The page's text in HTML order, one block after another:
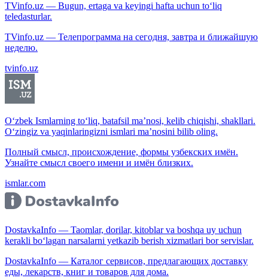
TVinfo.uz — Bugun, ertaga va keyingi hafta uchun to‘liq
teledasturlar.
TVinfo.uz — Телепрограмма на сегодня, завтра и ближайшую
неделю.
tvinfo.uz
O‘zbek Ismlarning to‘liq, batafsil ma’nosi, kelib chiqishi, shakllari.
O‘zingiz va yaqinlaringizni ismlari ma’nosini bilib oling.
Полный смысл, происхождение, формы узбекских имён.
Узнайте смысл своего имени и имён близких.
ismlar.com
DostavkaInfo — Taomlar, dorilar, kitoblar va boshqa uy uchun
kerakli bo‘lagan narsalarni yetkazib berish xizmatlari bor servislar.
DostavkaInfo — Каталог сервисов, предлагающих доставку
еды, лекарств, книг и товаров для дома.